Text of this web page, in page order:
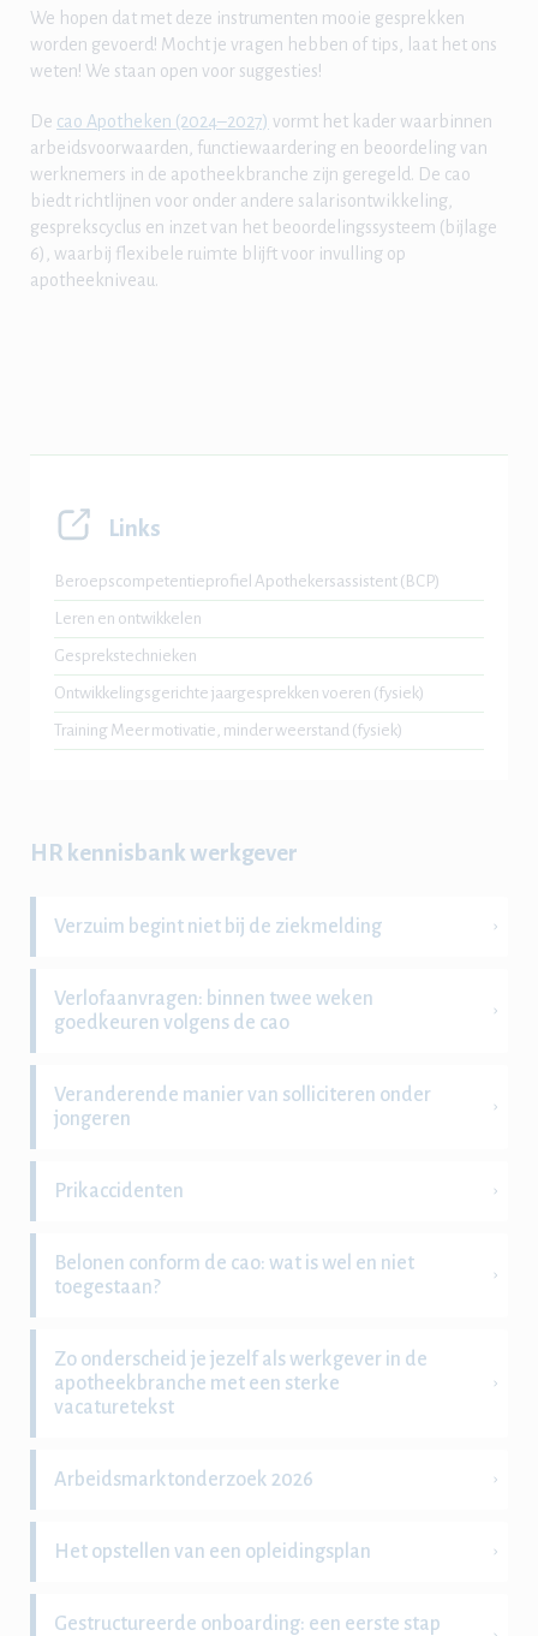
We hopen dat met deze instrumenten mooie gesprekken
worden gevoerd! Mocht je vragen hebben of tips, laat het ons
weten! We staan open voor suggesties!
De cao Apotheken (2024–2027) vormt het kader waarbinnen
arbeidsvoorwaarden, functiewaardering en beoordeling van
werknemers in de apotheekbranche zijn geregeld. De cao
biedt richtlijnen voor onder andere salarisontwikkeling,
gesprekscyclus en inzet van het beoordelingssysteem (bijlage
6), waarbij flexibele ruimte blijft voor invulling op
apotheekniveau.
Links
Beroepscompetentieprofiel Apothekersassistent (BCP)
Leren en ontwikkelen
Gesprekstechnieken
Ontwikkelingsgerichte jaargesprekken voeren (fysiek)
Training Meer motivatie, minder weerstand (fysiek)
HR kennisbank werkgever
Verzuim begint niet bij de ziekmelding
Verlofaanvragen: binnen twee weken
goedkeuren volgens de cao
Veranderende manier van solliciteren onder
jongeren
Prikaccidenten
Belonen conform de cao: wat is wel en niet
toegestaan?
Zo onderscheid je jezelf als werkgever in de
apotheekbranche met een sterke
vacaturetekst
Arbeidsmarktonderzoek 2026
Het opstellen van een opleidingsplan
Gestructureerde onboarding: een eerste stap